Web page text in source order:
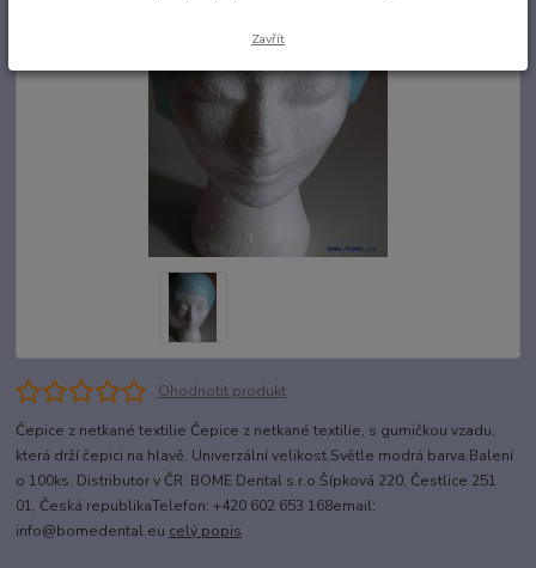
Ohodnotit produkt
Čepice z netkané textilie Čepice z netkané textilie, s gumičkou vzadu,
která drží čepici na hlavě. Univerzální velikost.Světle modrá barva.Balení
o 100ks. Distributor v ČR: BOME Dental s.r.o.Šípková 220, Čestlice 251
01, Česká republikaTelefon: +420 602 653 168email:
info@bomedental.eu celý popis
Zavřít